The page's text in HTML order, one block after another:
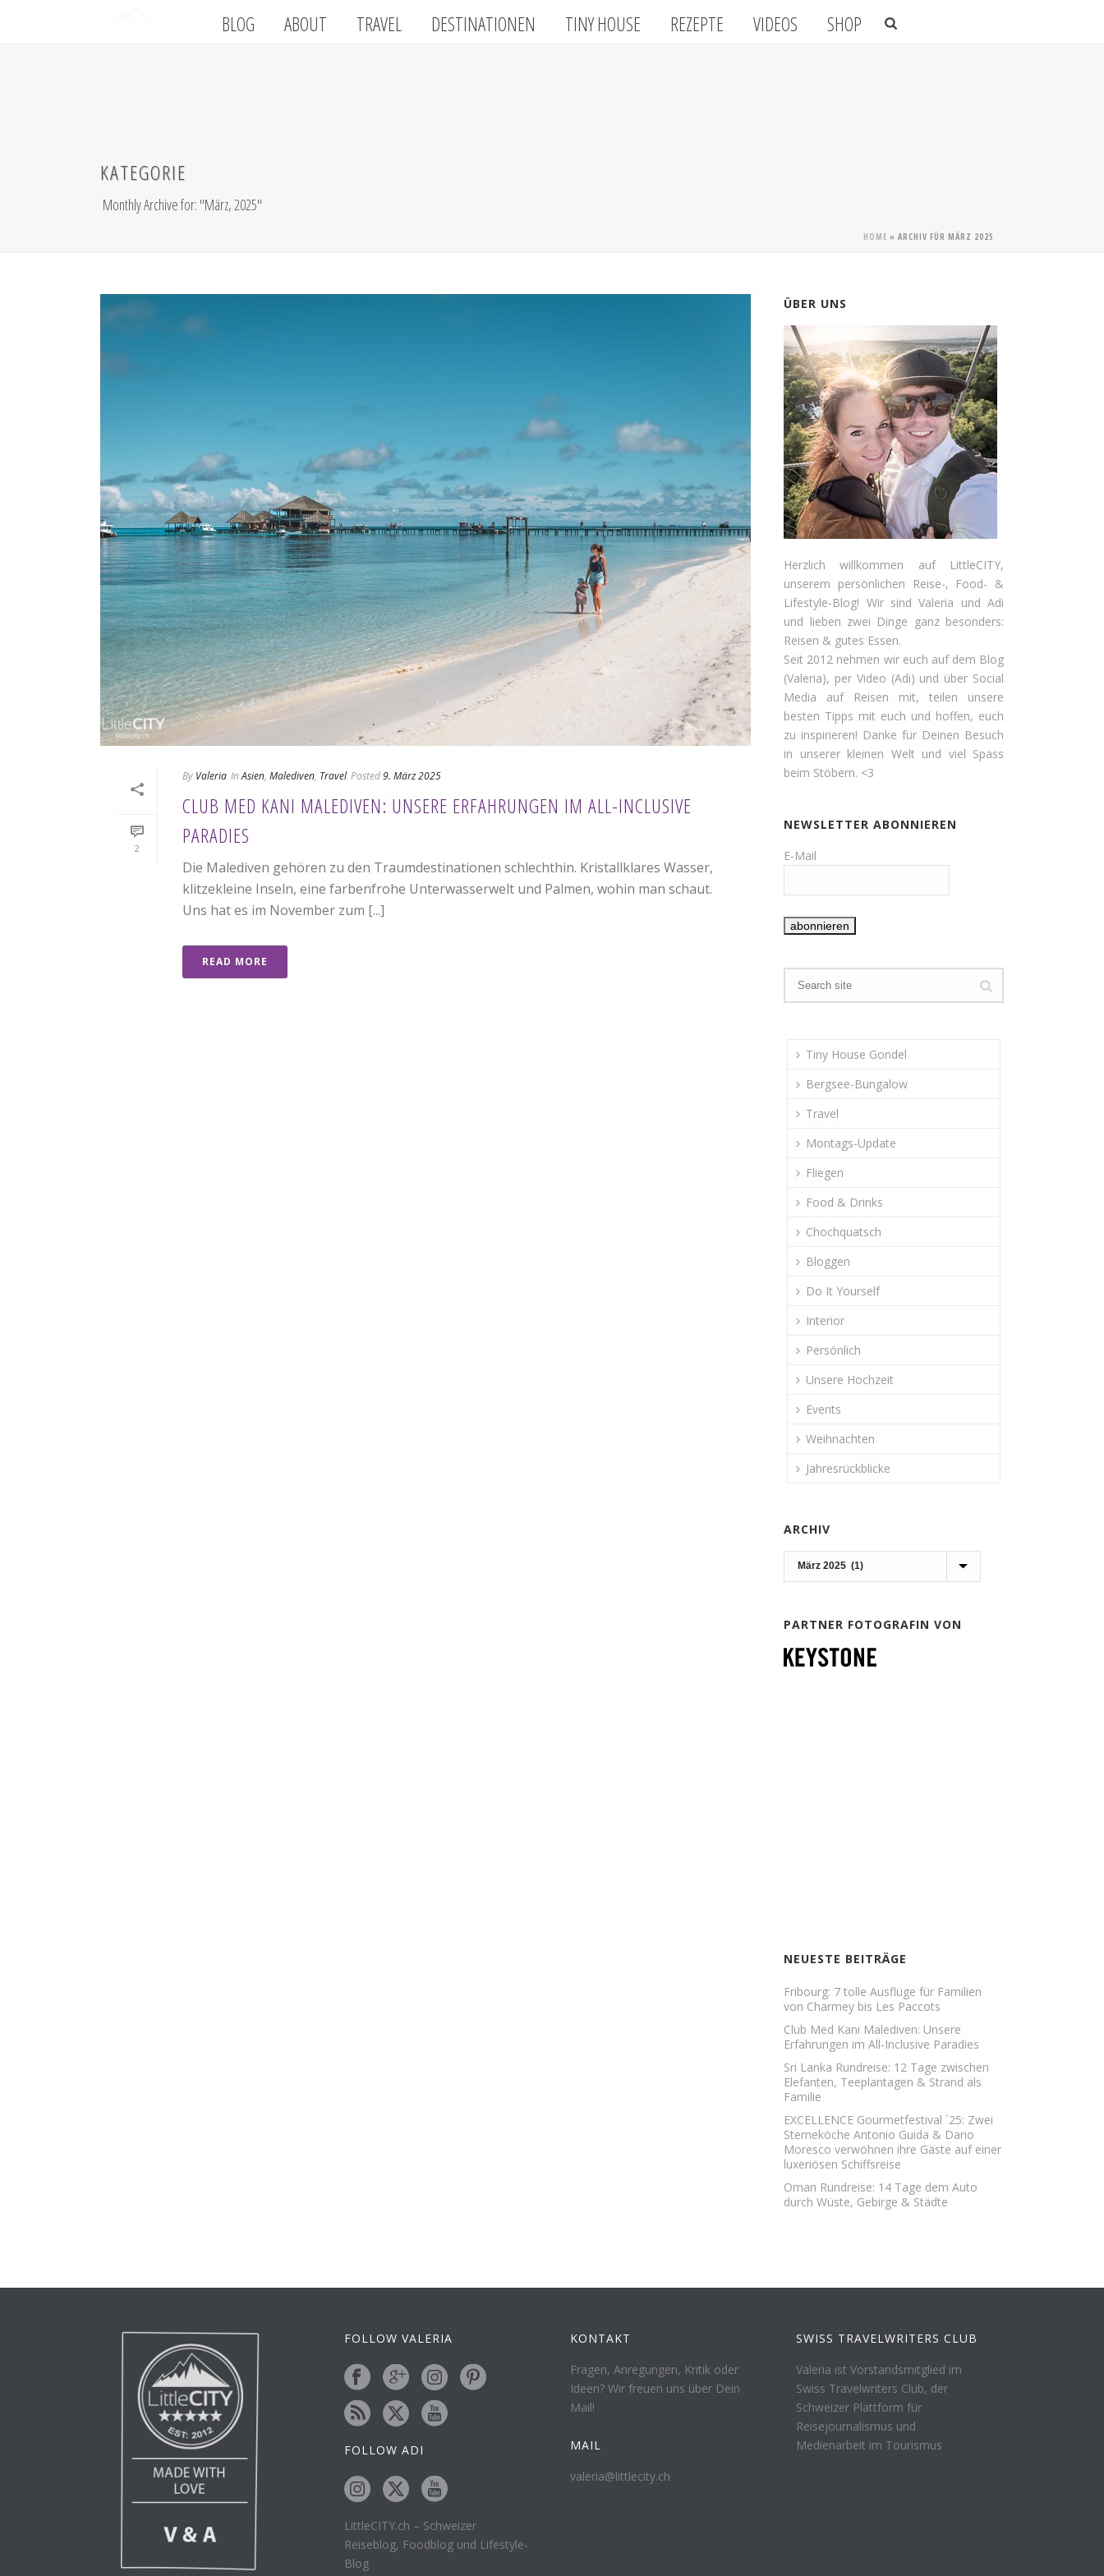
BLOG ABOUT TRAVEL DESTINATIONEN TINY HOUSE REZEPTE VIDEOS SHOP
KATEGORIE
Monthly Archive for: "März, 2025"
HOME » ARCHIV FÜR MÄRZ 2025
2
By Valeria In Asien, Malediven, Travel Posted9. März 2025
CLUB MED KANI MALEDIVEN: UNSERE ERFAHRUNGEN IM ALL-INCLUSIVE
PARADIES
Die Malediven gehören zu den Traumdestinationen schlechthin. Kristallklares Wasser,
klitzekleine Inseln, eine farbenfrohe Unterwasserwelt und Palmen, wohin man schaut.
Uns hat es im November zum [...]
READ MORE
ÜBER UNS
Herzlich willkommen auf LittleCITY,
unserem persönlichen Reise-, Food- &
Lifestyle-Blog! Wir sind Valeria und Adi
und lieben zwei Dinge ganz besonders:
Reisen & gutes Essen.
Seit 2012 nehmen wir euch auf dem Blog
(Valeria), per Video (Adi) und über Social
Media auf Reisen mit, teilen unsere
besten Tipps mit euch und hoffen, euch
zu inspirieren! Danke für Deinen Besuch
in unserer kleinen Welt und viel Spass
beim Stöbern. <3
NEWSLETTER ABONNIEREN
E-Mail
Tiny House Gondel
Bergsee-Bungalow
Travel
Montags-Update
Fliegen
Food & Drinks
Chochquatsch
Bloggen
Do It Yourself
Interior
Persönlich
Unsere Hochzeit
Events
Weihnachten
Jahresrückblicke
ARCHIV
Archiv
PARTNER FOTOGRAFIN VON
NEUESTE BEITRÄGE
Fribourg: 7 tolle Ausflüge für Familien
von Charmey bis Les Paccots
Club Med Kani Malediven: Unsere
Erfahrungen im All-Inclusive Paradies
Sri Lanka Rundreise: 12 Tage zwischen
Elefanten, Teeplantagen & Strand als
Familie
EXCELLENCE Gourmetfestival ´25: Zwei
Sterneköche Antonio Guida & Dario
Moresco verwöhnen ihre Gäste auf einer
luxeriösen Schiffsreise
Oman Rundreise: 14 Tage dem Auto
durch Wüste, Gebirge & Städte
FOLLOW VALERIA
FOLLOW ADI
LittleCITY.ch – Schweizer
Reiseblog, Foodblog und Lifestyle-
Blog
KONTAKT
Fragen, Anregungen, Kritik oder
Ideen? Wir freuen uns über Dein
Mail!
MAIL
valeria@littlecity.ch
SWISS TRAVELWRITERS CLUB
Valeria ist Vorstandsmitglied im
Swiss Travelwriters Club, der
Schweizer Plattform für
Reisejournalismus und
Medienarbeit im Tourismus